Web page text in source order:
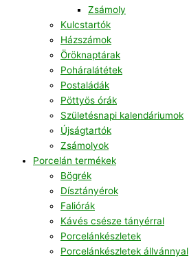
Zsámoly
Kulcstartók
Házszámok
Öröknaptárak
Poháralátétek
Postaládák
Pöttyös órák
Születésnapi kalendáriumok
Újságtartók
Zsámolyok
Porcelán termékek
Bögrék
Dísztányérok
Faliórák
Kávés csésze tányérral
Porcelánkészletek
Porcelánkészletek állvánnyal